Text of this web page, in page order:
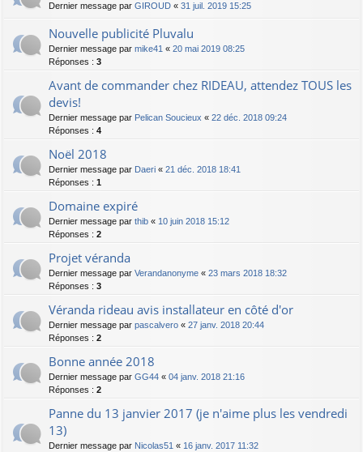
Dernier message par GIROUD « 31 juil. 2019 15:25
Nouvelle publicité Pluvalu
Dernier message par mike41 « 20 mai 2019 08:25
Réponses : 3
Avant de commander chez RIDEAU, attendez TOUS les
devis!
Dernier message par Pelican Soucieux « 22 déc. 2018 09:24
Réponses : 4
Noël 2018
Dernier message par Daeri « 21 déc. 2018 18:41
Réponses : 1
Domaine expiré
Dernier message par thib « 10 juin 2018 15:12
Réponses : 2
Projet véranda
Dernier message par Verandanonyme « 23 mars 2018 18:32
Réponses : 3
Véranda rideau avis installateur en côté d'or
Dernier message par pascalvero « 27 janv. 2018 20:44
Réponses : 2
Bonne année 2018
Dernier message par GG44 « 04 janv. 2018 21:16
Réponses : 2
Panne du 13 janvier 2017 (je n'aime plus les vendredi
13)
Dernier message par Nicolas51 « 16 janv. 2017 11:32